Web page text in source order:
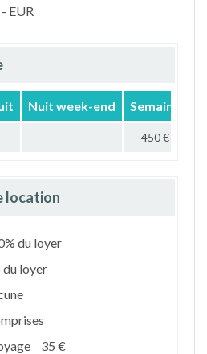
EUR
Nuit week-end Semaine
450 €
location
du loyer
du loyer
35 €